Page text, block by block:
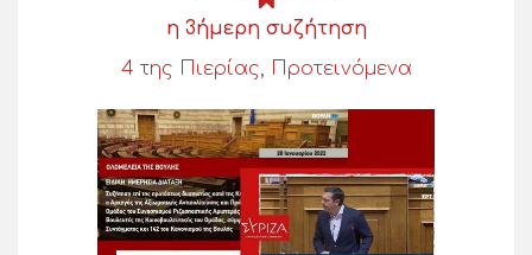
η 3ήμερη συζήτηση
4 της Πιερίας, Προτεινόμενα